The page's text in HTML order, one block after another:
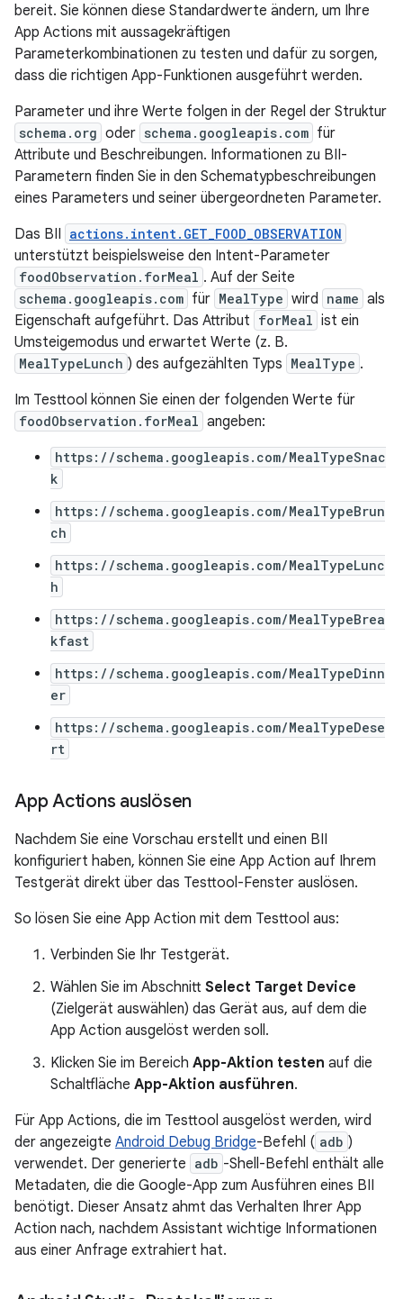
bereit. Sie können diese Standardwerte ändern, um Ihre
App Actions mit aussagekräftigen
Parameterkombinationen zu testen und dafür zu sorgen,
dass die richtigen App-Funktionen ausgeführt werden.
Parameter und ihre Werte folgen in der Regel der Struktur
schema.org oder schema.googleapis.com für
Attribute und Beschreibungen. Informationen zu BII-
Parametern finden Sie in den Schematypbeschreibungen
eines Parameters und seiner übergeordneten Parameter.
Das BII actions.intent.GET_FOOD_OBSERVATION
unterstützt beispielsweise den Intent-Parameter
foodObservation.forMeal . Auf der Seite
schema.googleapis.com für MealType wird name als
Eigenschaft aufgeführt. Das Attribut forMeal ist ein
Umsteigemodus und erwartet Werte (z. B.
MealTypeLunch ) des aufgezählten Typs MealType .
Im Testtool können Sie einen der folgenden Werte für
foodObservation.forMeal angeben:
https://schema.googleapis.com/MealTypeSnac
k
https://schema.googleapis.com/MealTypeBrun
ch
https://schema.googleapis.com/MealTypeLunc
h
https://schema.googleapis.com/MealTypeBrea
kfast
https://schema.googleapis.com/MealTypeDinn
er
https://schema.googleapis.com/MealTypeDese
rt
App Actions auslösen
Nachdem Sie eine Vorschau erstellt und einen BII
konfiguriert haben, können Sie eine App Action auf Ihrem
Testgerät direkt über das Testtool-Fenster auslösen.
So lösen Sie eine App Action mit dem Testtool aus:
Verbinden Sie Ihr Testgerät.
Wählen Sie im Abschnitt Select Target Device
(Zielgerät auswählen) das Gerät aus, auf dem die
App Action ausgelöst werden soll.
Klicken Sie im Bereich App-Aktion testen auf die
Schaltfläche App-Aktion ausführen.
Für App Actions, die im Testtool ausgelöst werden, wird
der angezeigte Android Debug Bridge-Befehl ( adb )
verwendet. Der generierte adb -Shell-Befehl enthält alle
Metadaten, die die Google-App zum Ausführen eines BII
benötigt. Dieser Ansatz ahmt das Verhalten Ihrer App
Action nach, nachdem Assistant wichtige Informationen
aus einer Anfrage extrahiert hat.